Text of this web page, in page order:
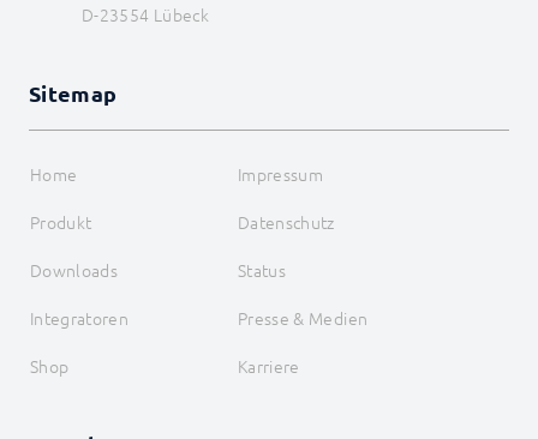
D-23554 Lübeck
Sitemap
Home
Impressum
Produkt
Datenschutz
Downloads
Status
Integratoren
Presse & Medien
Shop
Karriere